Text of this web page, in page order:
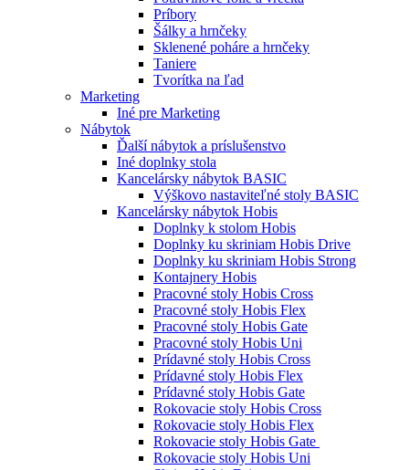
Príbory
Šálky a hrnčeky
Sklenené poháre a hrnčeky
Taniere
Tvorítka na ľad
Marketing
Iné pre Marketing
Nábytok
Ďalší nábytok a príslušenstvo
Iné doplnky stola
Kancelársky nábytok BASIC
Výškovo nastaviteľné stoly BASIC
Kancelársky nábytok Hobis
Doplnky k stolom Hobis
Doplnky ku skriniam Hobis Drive
Doplnky ku skriniam Hobis Strong
Kontajnery Hobis
Pracovné stoly Hobis Cross
Pracovné stoly Hobis Flex
Pracovné stoly Hobis Gate
Pracovné stoly Hobis Uni
Prídavné stoly Hobis Cross
Prídavné stoly Hobis Flex
Prídavné stoly Hobis Gate
Rokovacie stoly Hobis Cross
Rokovacie stoly Hobis Flex
Rokovacie stoly Hobis Gate
Rokovacie stoly Hobis Uni